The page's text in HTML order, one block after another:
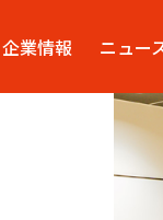
企業情報 ニュー